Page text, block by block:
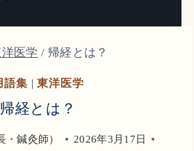
医学 / 帰経とは？
語集 |東洋医学
帰経とは？
・鍼灸師）
2026年3月17日